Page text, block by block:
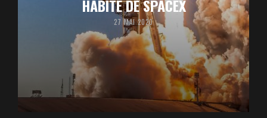
HABITÉ DE SPACEX
27 MAI 2020